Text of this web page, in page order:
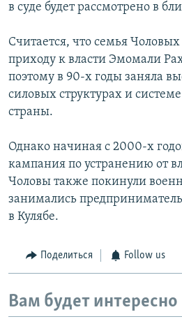
в суде будет рассмотрено в
Считается, что семья Чоловых
приходу к власти Эмомали
поэтому в 90-х годы заняла
силовых структурах и
страны.
Однако начиная с 2000-х
кампания по устранению от
Чоловы также покинули
занимались
в Кулябе.
Поделиться Follow us
Вам будет интересно